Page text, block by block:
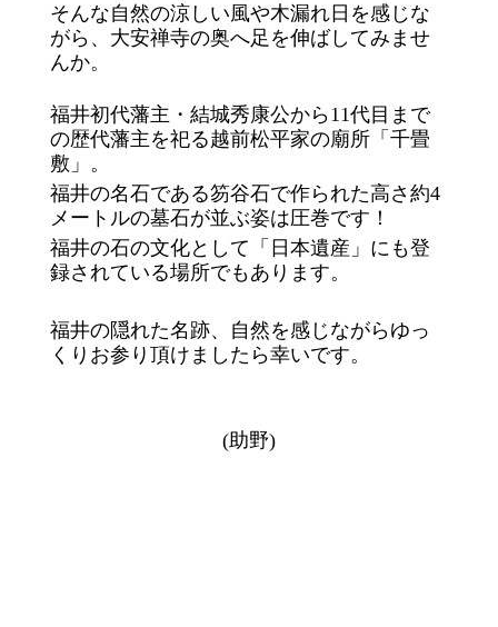
そんな自然の涼しい風や木漏れ日を感じな
がら、大安禅寺の奥へ足を伸ばしてみませ
んか。
福井初代藩主・結城秀康公から11代目まで
の歴代藩主を祀る越前松平家の廟所「千畳
敷」。
福井の名石である笏谷石で作られた高さ約4
メートルの墓石が並ぶ姿は圧巻です！
福井の石の文化として「日本遺産」にも登
録されている場所でもあります。
福井の隠れた名跡、自然を感じながらゆっ
くりお参り頂けましたら幸いです。
(助野)